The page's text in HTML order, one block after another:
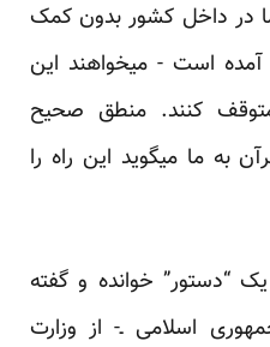
در داخل کشور بدون کمک
است - میخواهند این
متوقف کنند. منطق صحیح
به ما میگوید این راه را
“دستور” خوانده و گفته
اسلامی ـ- از وزارت